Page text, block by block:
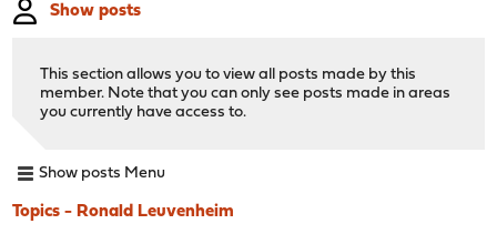
Show posts
This section allows you to view all posts made by this
member. Note that you can only see posts made in areas
you currently have access to.
Show posts Menu
Topics - Ronald Leuvenheim